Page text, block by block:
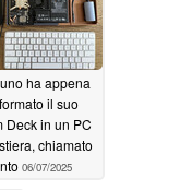
ha appena
il suo
Deck in un PC
chiamato
06/07/2025